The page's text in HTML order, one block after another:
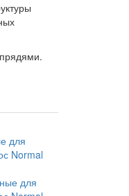
для
Normal